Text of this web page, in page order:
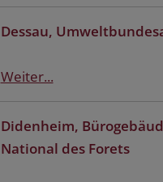
Dessau,
Weiter...
Didenheim,
National des Forets